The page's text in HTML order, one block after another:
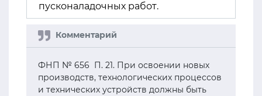
пусконаладочных работ.
ФНП № 656 П. 21. При освоении новых
производств, технологических процессов
и технических устройств должны быть